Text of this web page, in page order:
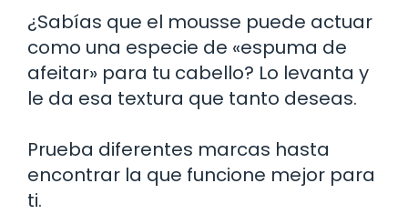
¿Sabías que el mousse puede actuar
como una especie de «espuma de
afeitar» para tu cabello? Lo levanta y
le da esa textura que tanto deseas.
Prueba diferentes marcas hasta
encontrar la que funcione mejor para
ti.